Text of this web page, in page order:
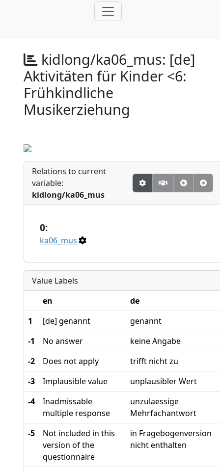
kidlong/ka06_mus: [de]
Aktivitäten für Kinder <6:
Frühkindliche
Musikerziehung
Relations to current
variable:
kidlong/ka06_mus
0:
ka06_mus
Value Labels
en
de
1
[de] genannt
genannt
-1
No answer
keine Angabe
-2
Does not apply
trifft nicht zu
-3
Implausible value
unplausibler Wert
-4
Inadmissable
multiple response
unzulaessige
Mehrfachantwort
-5
Not included in this
version of the
questionnaire
in Fragebogenversion
nicht enthalten